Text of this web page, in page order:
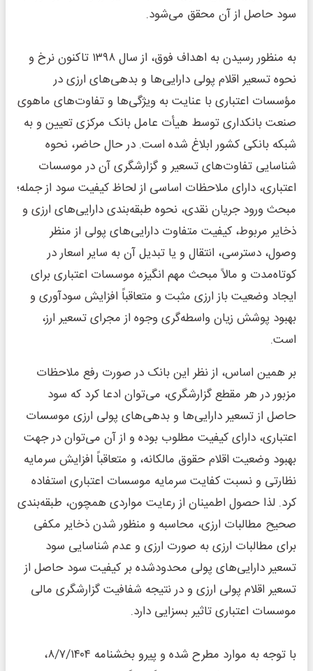
سود حاصل از آن محقق می‌شود.
به منظور رسیدن به اهداف فوق، از سال ۱۳۹۸ تاکنون نرخ و
نحوه تسعیر اقلام پولی دارایی‌ها و بدهی‌های ارزی در
مؤسسات اعتباری با عنایت به ویژگی‌ها و تفاوت‌های ماهوی
صنعت بانکداری توسط هیأت عامل بانک مرکزی تعیین و به
شبکه بانکی کشور ابلاغ شده است. در حال حاضر، نحوه
شناسایی تفاوت‌های تسعیر و گزارشگری آن در موسسات
اعتباری، دارای ملاحظات اساسی از لحاظ کیفیت سود از جمله؛
مبحث ورود جریان نقدی، نحوه طبقه‌بندی دارایی‌های ارزی و
ذخایر مربوط، کیفیت متفاوت دارایی‌های پولی از منظر
وصول، دسترسی، انتقال و یا تبدیل آن به سایر اسعار در
کوتاه‌مدت و مالاً مبحث مهم انگیزه موسسات اعتباری برای
ایجاد وضعیت باز ارزی مثبت و متعاقباً افزایش سودآوری و
بهبود پوشش زیان واسطه‌گری وجوه از مجرای تسعیر ارز،
است.
بر همین اساس، از نظر این بانک در صورت رفع ملاحظات
مزبور در هر مقطع گزارشگری، می‌توان ادعا کرد که سود
حاصل از تسعیر دارایی‌ها و بدهی‌های پولی ارزی موسسات
اعتباری، دارای کیفیت مطلوب بوده و از آن می‌توان در جهت
بهبود وضعیت اقلام حقوق مالکانه، و متعاقباً افزایش سرمایه
نظارتی و نسبت کفایت سرمایه موسسات اعتباری استفاده
کرد. لذا حصول اطمینان از رعایت مواردی همچون، طبقه‌‎بندی
صحیح مطالبات ارزی، محاسبه و منظور شدن ذخایر مکفی
برای مطالبات ارزی به صورت ارزی و عدم شناسایی سود
تسعیر دارایی‌های پولی محدودشده بر کیفیت سود حاصل از
تسعیر اقلام پولی ارزی و در نتیجه شفافیت گزارشگری مالی
موسسات اعتباری تاثیر بسزایی دارد.
با توجه به موارد مطرح شده و پیرو بخشنامه ۸‌‌‌‌‌‌‌‌‌‌‌‌‌‌‌‌‌/۷‌‌‌‌‌‌‌‌‌‌‌‌‌‌‌‌‌/۱۴۰۴،